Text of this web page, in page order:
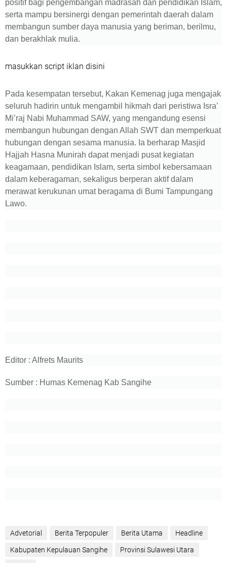
positif bagi pengembangan madrasah dan pendidikan Islam,
serta mampu bersinergi dengan pemerintah daerah dalam
membangun sumber daya manusia yang beriman, berilmu,
dan berakhlak mulia.
masukkan script iklan disini
Pada kesempatan tersebut, Kakan Kemenag juga mengajak
seluruh hadirin untuk mengambil hikmah dari peristiwa Isra’
Mi’raj Nabi Muhammad SAW, yang mengandung esensi
membangun hubungan dengan Allah SWT dan memperkuat
hubungan dengan sesama manusia. Ia berharap Masjid
Hajjah Hasna Munirah dapat menjadi pusat kegiatan
keagamaan, pendidikan Islam, serta simbol kebersamaan
dalam keberagaman, sekaligus berperan aktif dalam
merawat kerukunan umat beragama di Bumi Tampungang
Lawo.
Editor : Alfrets Maurits
Sumber : Humas Kemenag Kab Sangihe
Advetorial Berita Terpopuler Berita Utama Headline
Kabupaten Kepulauan Sangihe Provinsi Sulawesi Utara